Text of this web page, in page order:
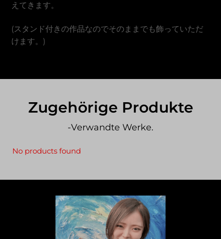
えてきます。
(スタンド付きの作品なのでそのままでも飾っていただ
けます。)
Zugehörige Produkte
-Verwandte Werke.
No products found